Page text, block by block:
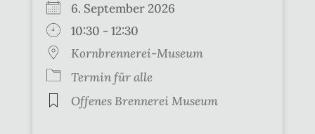
6. September 2026
10:30 - 12:30
Kornbrennerei-Museum
Termin für alle
Offenes Brennerei Museum